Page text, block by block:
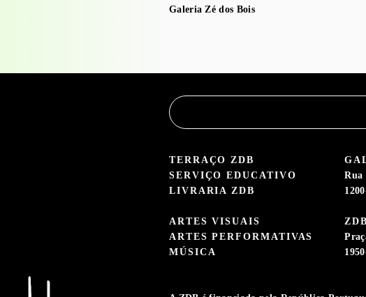
Galeria Zé dos Bois
TERRAÇO ZDB
SERVIÇO EDUCATIVO
LIVRARIA ZDB
ARTES VISUAIS
ARTES PERFORMATIVAS
MÚSICA
Rua